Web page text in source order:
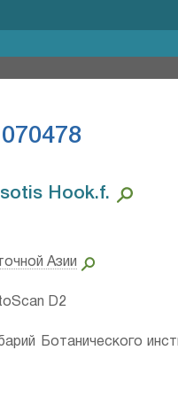
Hook.f.⁣
Азии
D2
Ботанического